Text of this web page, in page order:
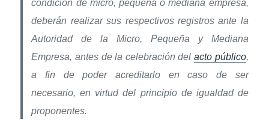
condición de micro, pequeña o mediana empresa,
deberán realizar sus respectivos registros ante la
Autoridad de la Micro, Pequeña y Mediana
Empresa, antes de la celebración del acto público,
a fin de poder acreditarlo en caso de ser
necesario, en virtud del principio de igualdad de
proponentes.